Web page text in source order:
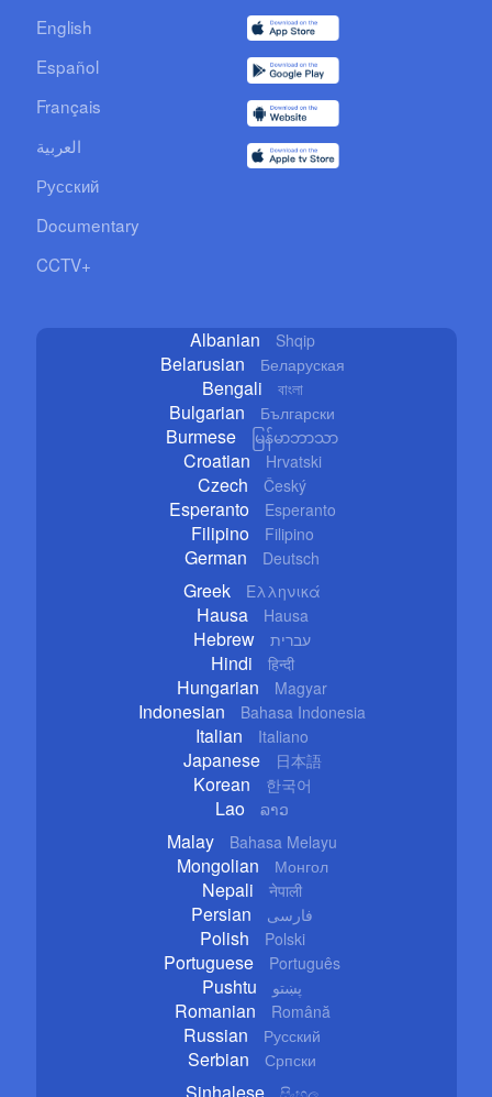
English
Español
Français
العربية
Русский
Documentary
CCTV+
Albanian Shqip
Belarusian Беларуская
Bengali বাংলা
Bulgarian Български
Burmese မြန်မာဘာသာ
Croatian Hrvatski
Czech Český
Esperanto Esperanto
Filipino Filipino
German Deutsch
Greek Ελληνικά
Hausa Hausa
Hebrew עברית
Hindi हिन्दी
Hungarian Magyar
Indonesian Bahasa Indonesia
Italian Italiano
Japanese 日本語
Korean 한국어
Lao ລາວ
Malay Bahasa Melayu
Mongolian Монгол
Nepali नेपाली
Persian فارسی
Polish Polski
Portuguese Português
Pushtu پښتو
Romanian Română
Russian Русский
Serbian Српски
සිංහල